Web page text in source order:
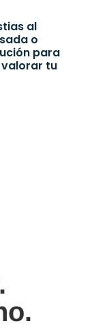
al
o
para
valorar tu